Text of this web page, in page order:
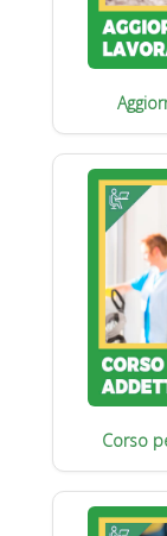
Corso